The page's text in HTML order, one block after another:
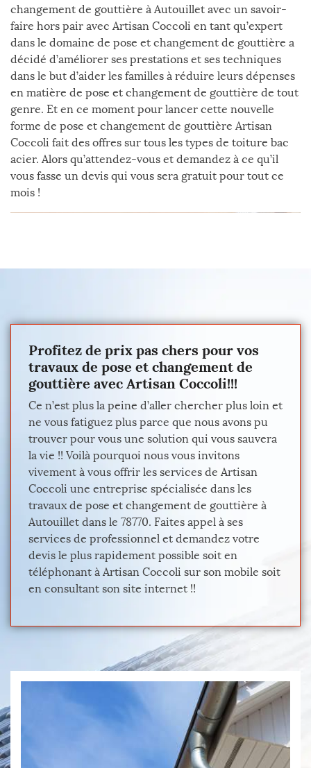
changement de gouttière à Autouillet avec un savoir-
faire hors pair avec Artisan Coccoli en tant qu’expert
dans le domaine de pose et changement de gouttière a
décidé d’améliorer ses prestations et ses techniques
dans le but d’aider les familles à réduire leurs dépenses
en matière de pose et changement de gouttière de tout
genre. Et en ce moment pour lancer cette nouvelle
forme de pose et changement de gouttière Artisan
Coccoli fait des offres sur tous les types de toiture bac
acier. Alors qu’attendez-vous et demandez à ce qu’il
vous fasse un devis qui vous sera gratuit pour tout ce
mois !
Profitez de prix pas chers pour vos
travaux de pose et changement de
gouttière avec Artisan Coccoli!!!
Ce n’est plus la peine d’aller chercher plus loin et
ne vous fatiguez plus parce que nous avons pu
trouver pour vous une solution qui vous sauvera
la vie !! Voilà pourquoi nous vous invitons
vivement à vous offrir les services de Artisan
Coccoli une entreprise spécialisée dans les
travaux de pose et changement de gouttière à
Autouillet dans le 78770. Faites appel à ses
services de professionnel et demandez votre
devis le plus rapidement possible soit en
téléphonant à Artisan Coccoli sur son mobile soit
en consultant son site internet !!